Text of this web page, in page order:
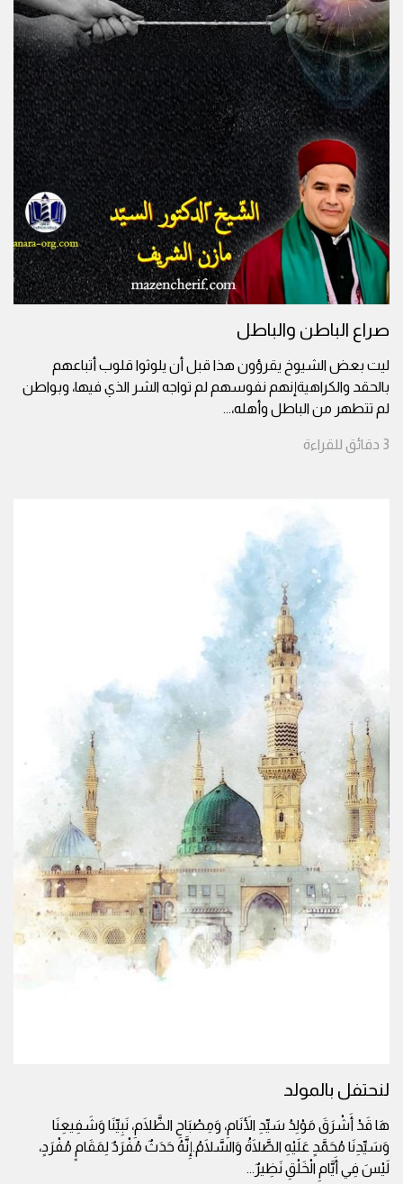
صراع الباطن والباطل
ليت بعض الشيوخ يقرؤون هذا قبل أن يلوثوا قلوب أتباعهم
بالحقد والكراهيةإنهم نفوسهم لم تواجه الشر الذي فيها، وبواطن
لم تتطهر من الباطل وأهله،...
3 دقائق للقراءة
لنحتفل بالمولد
هَا قَدْ أَشْرَقَ مَوْلِدُ سَيِّدِ الأَنَامِ، وَمِصْبَاحِ الظَّلَامِ، نَبِيِّنَا وَشَفِيعِنَا
وَسَيِّدِنَا مُحَمَّدٍ عَلَيْهِ الصَّلَاةُ وَالسَّلَامُ.إِنَّهُ حَدَثٌ مُفْرَدٌ لِمَقَامٍ مُفْرَدٍ،
لَيْسَ فِي أَيَّامِ الْخَلْقِ نَظِيرٌ...